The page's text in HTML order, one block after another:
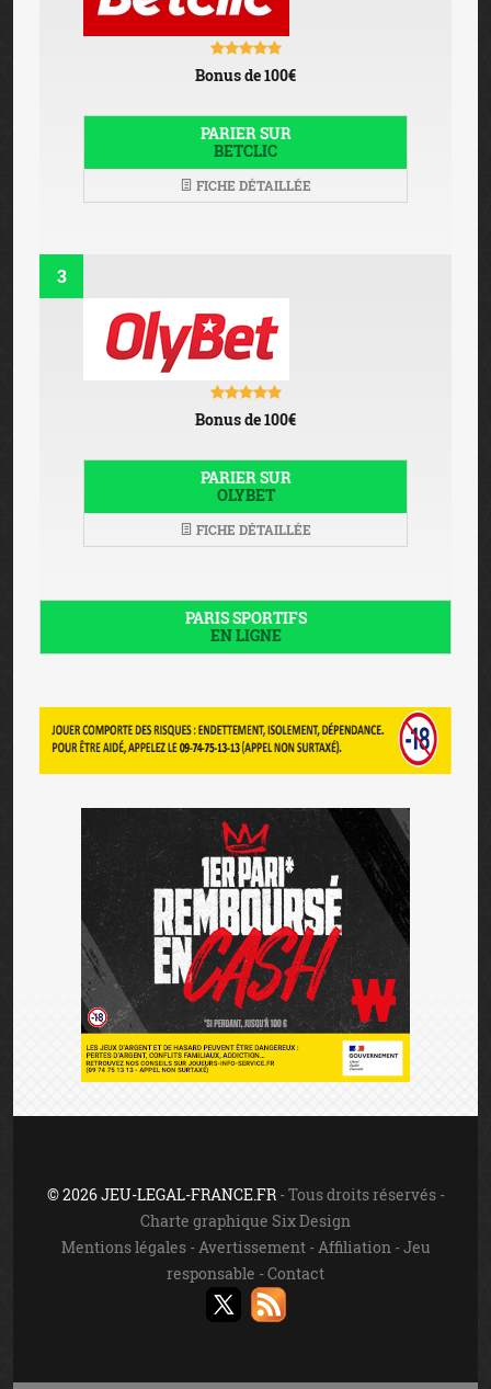
Bonus de 100€
PARIER SUR
BETCLIC
FICHE DÉTAILLÉE
3
Bonus de 100€
PARIER SUR
OLYBET
FICHE DÉTAILLÉE
PARIS SPORTIFS
EN LIGNE
© 2026 JEU-LEGAL-FRANCE.FR- Tous droits réservés -
Charte graphique Six Design
Mentions légales- Avertissement- Affiliation -Jeu
responsable -Contact